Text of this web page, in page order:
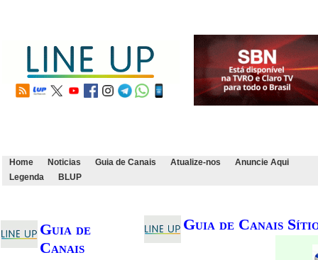
Home Noticias Guia de Canais Atualize-nos
Anuncie Aqui
Legenda
BLUP
Guia de
Canais
Guia de Canais